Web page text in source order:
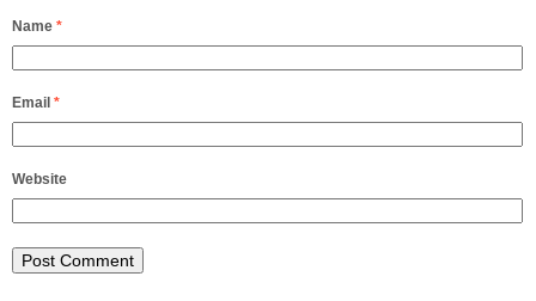
Name *
Email *
Website